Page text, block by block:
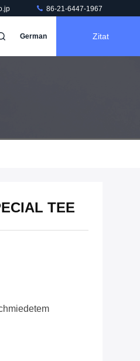
86-21-6447-1967
German Zitat
TEE